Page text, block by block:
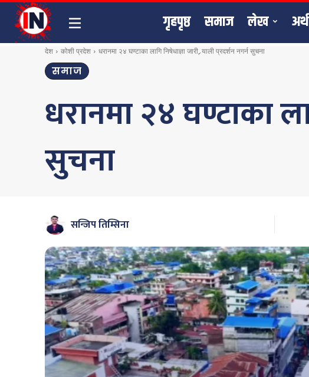
गृहपृष्ठ समाज लेख अर्थ
देश कोशी प्रदेश धरानमा २४ घण्टाका लागि निषेधाज्ञा जारी, र्‍याली प्रदर्शन नगर्न सुचना
समाज
धरानमा २४ घण्टाका
सुचना
सन्जिप तिम्सिना